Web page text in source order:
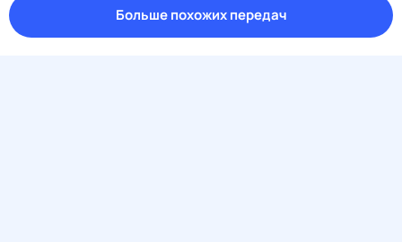
Больше похожих передач